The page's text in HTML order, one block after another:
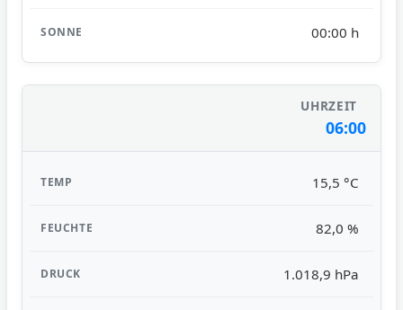
00:00 h
06:00
15,5 °C
82,0 %
1.018,9 hPa